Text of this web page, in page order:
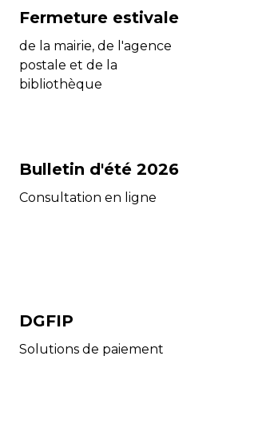
Fermeture estivale
de la mairie, de l'agence
postale et de la
bibliothèque
Bulletin d'été 2026
Consultation en ligne
DGFIP
Solutions de paiement